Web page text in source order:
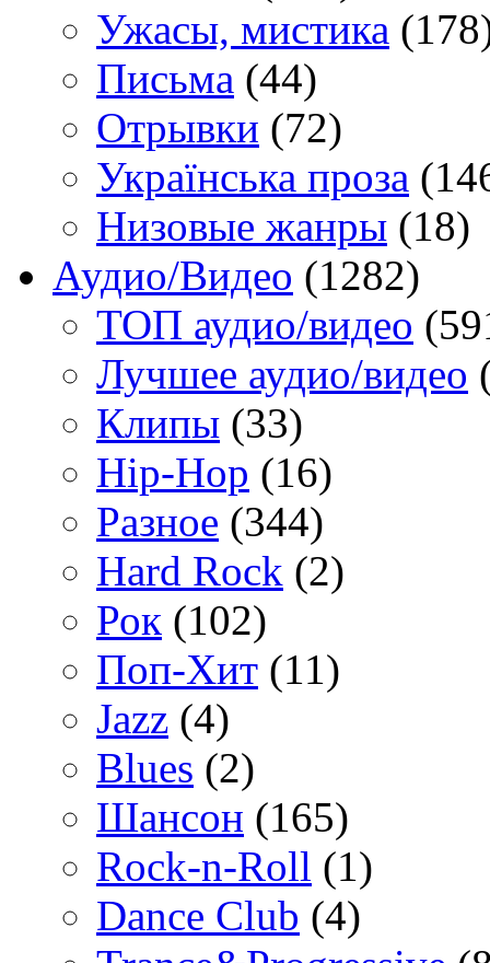
Ужасы, мистика
Письма (44)
Отрывки (72)
Українська проза
Низовые жанры (18)
Аудио/Видео (1282)
TOП аудио/видео
Лучшее аудио/видео
Клипы (33)
Hip-Hop (16)
Разное (344)
Hard Rock (2)
Рок (102)
Поп-Хит (11)
Jazz (4)
Blues (2)
Шансон (165)
Rock-n-Roll (1)
Dance Club (4)